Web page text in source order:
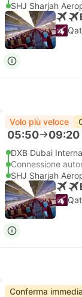
SHJ Sharjah
Volo più veloce
05:50 09:20
DXB Dubai
Connessione
SHJ Sharjah
Conferma